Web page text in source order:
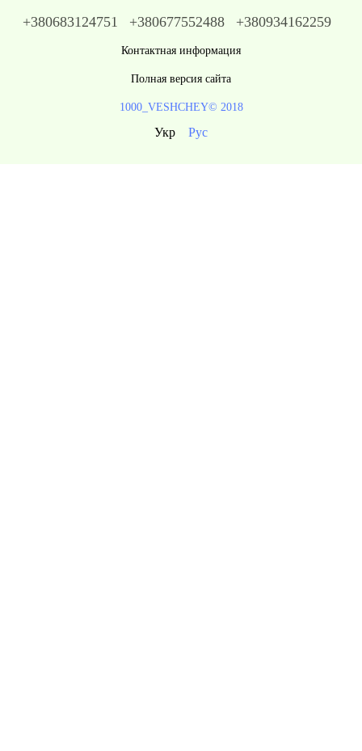
+380683124751 +380677552488 +380934162259
Контактная информация
Полная версия сайта
1000_VESHCHEY© 2018
Укр Рус